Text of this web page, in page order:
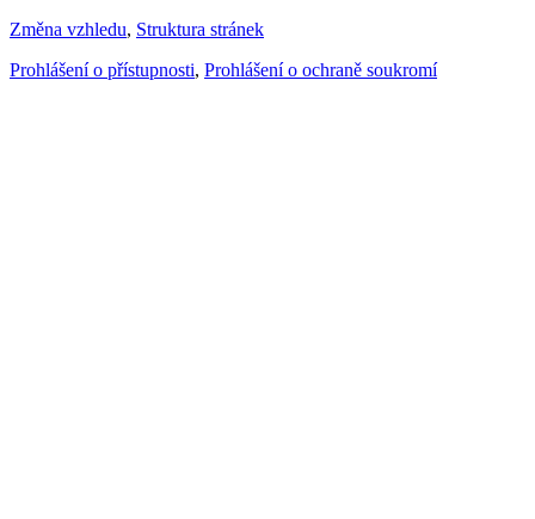
Změna vzhledu, Struktura stránek
Prohlášení o přístupnosti, Prohlášení o ochraně soukromí